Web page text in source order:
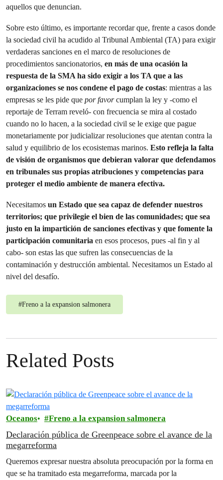
aquellos que denuncian.
Sobre esto último, es importante recordar que, frente a casos donde
la sociedad civil ha acudido al Tribunal Ambiental (TA) para exigir
verdaderas sanciones en el marco de resoluciones de
procedimientos sancionatorios, en más de una ocasión la
respuesta de la SMA ha sido exigir a los TA que a las
organizaciones se nos condene el pago de costas: mientras a las
empresas se les pide que por favorcumplan la ley y -como el
reportaje de Terram reveló- con frecuencia se mira al costado
cuando no lo hacen, a la sociedad civil se le exige que pague
monetariamente por judicializar resoluciones que atentan contra la
salud y equilibrio de los ecosistemas marinos. Esto refleja la falta
de visión de organismos que debieran valorar que defendamos
en tribunales sus propias atribuciones y competencias para
proteger el medio ambiente de manera efectiva.
Necesitamos un Estado que sea capaz de defender nuestros
territorios; que privilegie el bien de las comunidades; que sea
justo en la impartición de sanciones efectivas y que fomente la
participación comunitaria en esos procesos, pues -al fin y al
cabo- son estas las que sufren las consecuencias de la
contaminación y destrucción ambiental. Necesitamos un Estado al
nivel del desafío.
#Freno a la expansion salmonera
Related Posts
Oceanos Freno a la expansion salmonera
Declaración pública de Greenpeace sobre el avance de la
megarreforma
Queremos expresar nuestra absoluta preocupación por la forma en
que se ha tramitado esta megarreforma, marcada por la